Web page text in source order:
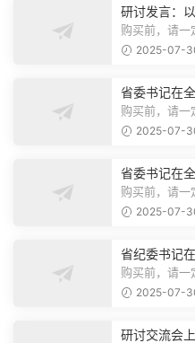
研讨发言：
购买前，请一
注，精彩模板
2025-07-
省委书记在
购买前，请一
注，精彩模板
2025-07-
省委书记在
购买前，请一
注，精彩模板
2025-07-
省纪委书记
上的讲话.1
购买前，请一
注，精彩模板
2025-07-
研讨交流会